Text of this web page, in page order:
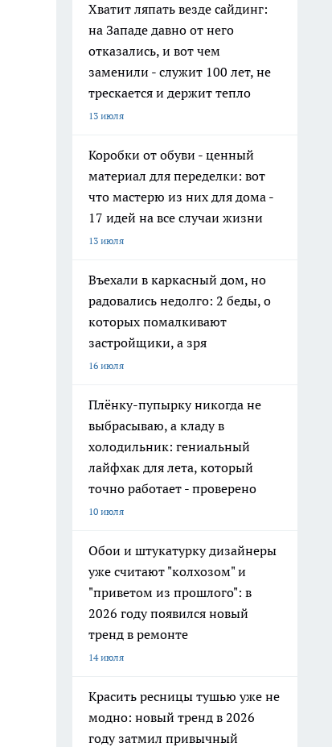
Хватит ляпать везде сайдинг:
на Западе давно от него
отказались, и вот чем
заменили - служит 100 лет, не
трескается и держит тепло
13 июля
Коробки от обуви - ценный
материал для переделки: вот
что мастерю из них для дома -
17 идей на все случаи жизни
13 июля
Въехали в каркасный дом, но
радовались недолго: 2 беды, о
которых помалкивают
застройщики, а зря
16 июля
Плёнку-пупырку никогда не
выбрасываю, а кладу в
холодильник: гениальный
лайфхак для лета, который
точно работает - проверено
10 июля
Обои и штукатурку дизайнеры
уже считают "колхозом" и
"приветом из прошлого": в
2026 году появился новый
тренд в ремонте
14 июля
Красить ресницы тушью уже не
модно: новый тренд в 2026
году затмил привычный